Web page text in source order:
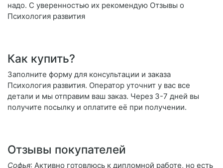
надо. С уверенностью их рекомендую Отзывы о
Психология развития
Как купить?
Заполните форму для консультации и заказа
Психология развития. Оператор уточнит у вас все
детали и мы отправим ваш заказ. Через 3-7 дней вы
получите посылку и оплатите её при получении.
Отзывы покупателей
Софья: Активно готовлюсь к дипломной работе, но есть